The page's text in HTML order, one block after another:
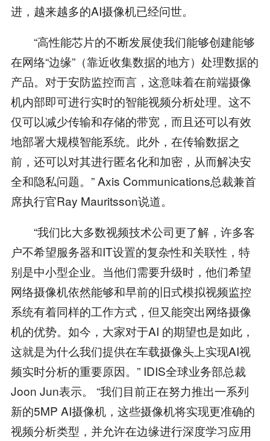
进，越来越多的AI摄像机已经问世。
“高性能芯片的不断发展使我们能够创建能够
在网络“边缘”（靠近收集数据的地方）处理数据的
产品。对于安防监控而言，这意味着在前端摄像
机内部即可进行实时的智能视频分析处理。这不
仅可以减少传输和存储的带宽，而且还可以有效
地部署大规模智能系统。此外，在传输数据之
前，还可以对其进行匿名化和加密，从而解决安
全和隐私问题。” Axis Communications总裁兼首
席执行官Ray Mauritsson说道。
“我们比大多数视频技术公司更了解，许多客
户不希望服务器和IT设置的复杂性和关联性，特
别是中小型企业。当他们需要升级时，他们希望
网络摄像机依然能够和早前的旧式模拟视频监控
系统有着同样的工作方式，但又能突出网络摄像
机的优势。如今，大家对于AI 的期望也是如此，
这就是为什么我们提供在车载摄像头上实现AI视
频实时分析的重要原因。” IDIS全球业务部总裁
Joon Jun表示。 “我们目前正在努力推出一系列
新的5MP AI摄像机，这些摄像机将实现更准确的
视频分析类型，并允许在边缘进行深度学习应用